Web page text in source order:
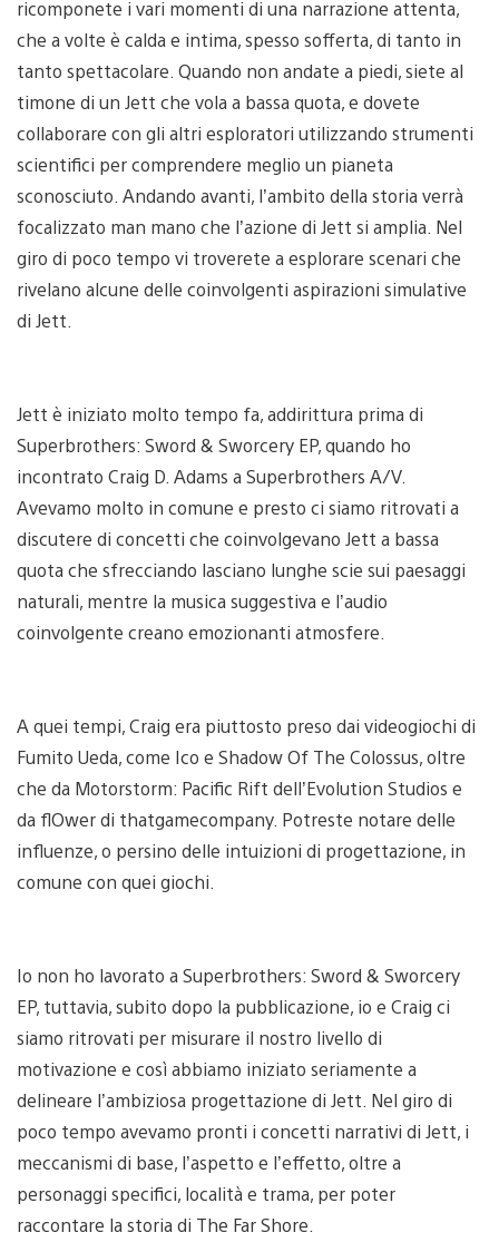
ricomponete i vari momenti di una narrazione attenta,
che a volte è calda e intima, spesso sofferta, di tanto in
tanto spettacolare. Quando non andate a piedi, siete al
timone di un Jett che vola a bassa quota, e dovete
collaborare con gli altri esploratori utilizzando strumenti
scientifici per comprendere meglio un pianeta
sconosciuto. Andando avanti, l’ambito della storia verrà
focalizzato man mano che l’azione di Jett si amplia. Nel
giro di poco tempo vi troverete a esplorare scenari che
rivelano alcune delle coinvolgenti aspirazioni simulative
di Jett.
Jett è iniziato molto tempo fa, addirittura prima di
Superbrothers: Sword & Sworcery EP, quando ho
incontrato Craig D. Adams a Superbrothers A/V.
Avevamo molto in comune e presto ci siamo ritrovati a
discutere di concetti che coinvolgevano Jett a bassa
quota che sfrecciando lasciano lunghe scie sui paesaggi
naturali, mentre la musica suggestiva e l’audio
coinvolgente creano emozionanti atmosfere.
A quei tempi, Craig era piuttosto preso dai videogiochi di
Fumito Ueda, come Ico e Shadow Of The Colossus, oltre
che da Motorstorm: Pacific Rift dell’Evolution Studios e
da flOwer di thatgamecompany. Potreste notare delle
influenze, o persino delle intuizioni di progettazione, in
comune con quei giochi.
Io non ho lavorato a Superbrothers: Sword & Sworcery
EP, tuttavia, subito dopo la pubblicazione, io e Craig ci
siamo ritrovati per misurare il nostro livello di
motivazione e così abbiamo iniziato seriamente a
delineare l’ambiziosa progettazione di Jett. Nel giro di
poco tempo avevamo pronti i concetti narrativi di Jett, i
meccanismi di base, l’aspetto e l’effetto, oltre a
personaggi specifici, località e trama, per poter
raccontare la storia di The Far Shore.